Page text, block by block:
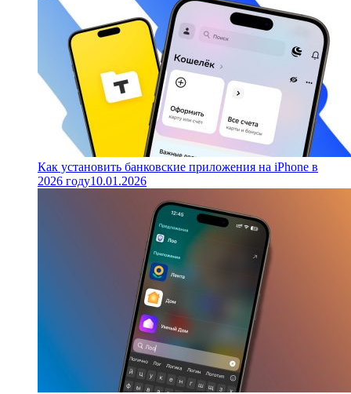
Как установить банковские приложения на iPhone в
2026 году10.01.2026